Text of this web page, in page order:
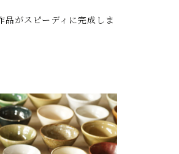
がスピーディに完成しま